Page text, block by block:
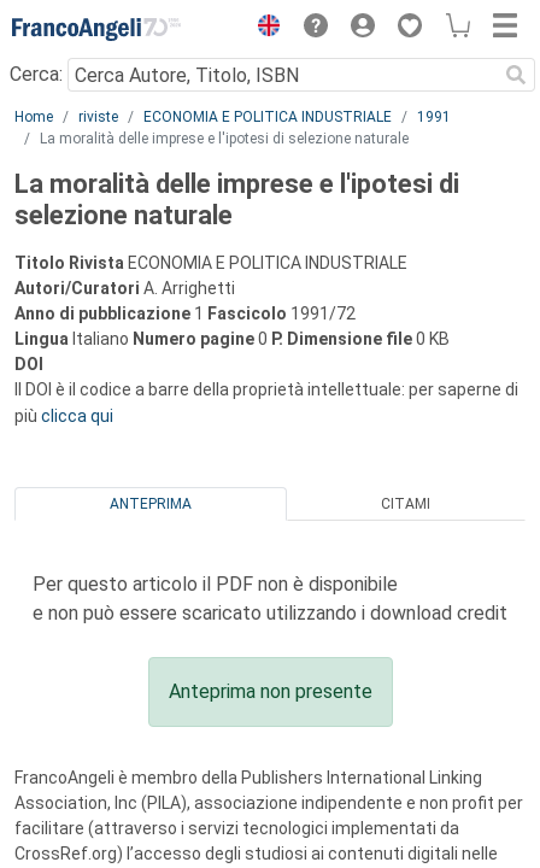
Menu
Cerca:
Main content
Home riviste ECONOMIA E POLITICA INDUSTRIALE
1991
La moralità delle imprese e l'ipotesi di selezione naturale
La moralità delle imprese e l'ipotesi di
selezione naturale
Titolo Rivista ECONOMIA E POLITICA INDUSTRIALE
Autori/Curatori A. Arrighetti
Anno di pubblicazione 1 Fascicolo 1991/72
Lingua Italiano Numero pagine0 P. Dimensione file0 KB
DOI
Il DOI è il codice a barre della proprietà intellettuale: per saperne di
più clicca qui
ANTEPRIMA CITAMI
Per questo articolo il PDF non è disponibile
e non può essere scaricato utilizzando i download credit
Anteprima non presente
FrancoAngeli è membro della Publishers International Linking
Association, Inc (PILA), associazione indipendente e non profit per
facilitare (attraverso i servizi tecnologici implementati da
CrossRef.org) l’accesso degli studiosi ai contenuti digitali nelle